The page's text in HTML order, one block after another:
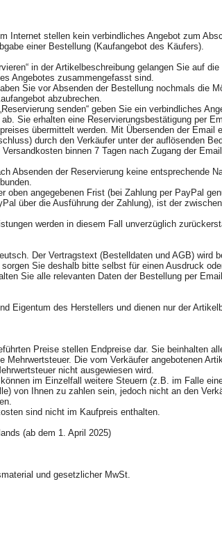
Internet stellen kein verbindliches Angebot zum
einer Bestellung (Kaufangebot des Käufers).
in der Artikelbeschreibung gelangen Sie auf
Angebotes zusammengefasst sind.
Sie vor Absenden der Bestellung nochmals die
abzubrechen.
senden“ geben Sie ein verbindliches
Sie erhalten eine Reservierungsbestätigung per
übermittelt werden. Mit Übersenden der Email
durch den Verkäufer unter der auflösenden
binnen 7 Tagen nach Zugang der
Absenden der Reservierung keine entsprechende
oben angegebenen Frist (bei Zahlung per PayPal
über die Ausführung der Zahlung), ist der
werden in diesem Fall unverzüglich
Der Vertragstext (Bestelldaten und AGB) wird
Sie deshalb bitte selbst für einen Ausdruck
Sie alle relevanten Daten der Bestellung per
Eigentum des Herstellers und dienen nur der
Preise stellen Endpreise dar. Sie beinhalten
Mehrwertsteuer. Die vom Verkäufer angebotenen
nicht ausgewiesen wird.
im Einzelfall weitere Steuern (z.B. im Falle
von Ihnen zu zahlen sein, jedoch nicht an den
sind nicht im Kaufpreis enthalten.
(ab dem 1. April 2025)
und gesetzlicher MwSt.